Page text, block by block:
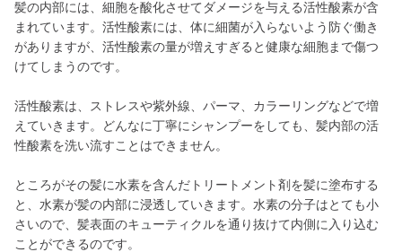
髪の内部には、細胞を酸化させてダメージを与える活性酸素が含
まれています。活性酸素には、体に細菌が入らないよう防ぐ働き
がありますが、活性酸素の量が増えすぎると健康な細胞まで傷つ
けてしまうのです。
活性酸素は、ストレスや紫外線、パーマ、カラーリングなどで増
えていきます。どんなに丁寧にシャンプーをしても、髪内部の活
性酸素を洗い流すことはできません。
ところがその髪に水素を含んだトリートメント剤を髪に塗布する
と、水素が髪の内部に浸透していきます。水素の分子はとても小
さいので、髪表面のキューティクルを通り抜けて内側に入り込む
ことができるのです。